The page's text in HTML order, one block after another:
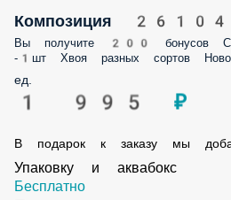
Композиция 26104
Вы получите 200 бонусов
-1шт Хвоя разных сортов
ед.
1 995 ₽
В подарок к заказу мы
Упаковку и аквабокс
Бесплатно